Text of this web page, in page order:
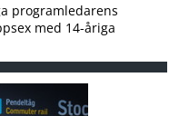
programledarens
med 14-åriga